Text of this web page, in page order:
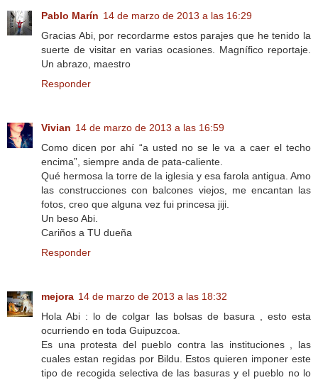
Pablo Marín 14 de marzo de 2013 a las 16:29
Gracias Abi, por recordarme estos parajes que he tenido la
suerte de visitar en varias ocasiones. Magnífico reportaje.
Un abrazo, maestro
Responder
Vivian 14 de marzo de 2013 a las 16:59
Como dicen por ahí “a usted no se le va a caer el techo
encima”, siempre anda de pata-caliente.
Qué hermosa la torre de la iglesia y esa farola antigua. Amo
las construcciones con balcones viejos, me encantan las
fotos, creo que alguna vez fui princesa jiji.
Un beso Abi.
Cariños a TU dueña
Responder
mejora 14 de marzo de 2013 a las 18:32
Hola Abi : lo de colgar las bolsas de basura , esto esta
ocurriendo en toda Guipuzcoa.
Es una protesta del pueblo contra las instituciones , las
cuales estan regidas por Bildu. Estos quieren imponer este
tipo de recogida selectiva de las basuras y el pueblo no lo